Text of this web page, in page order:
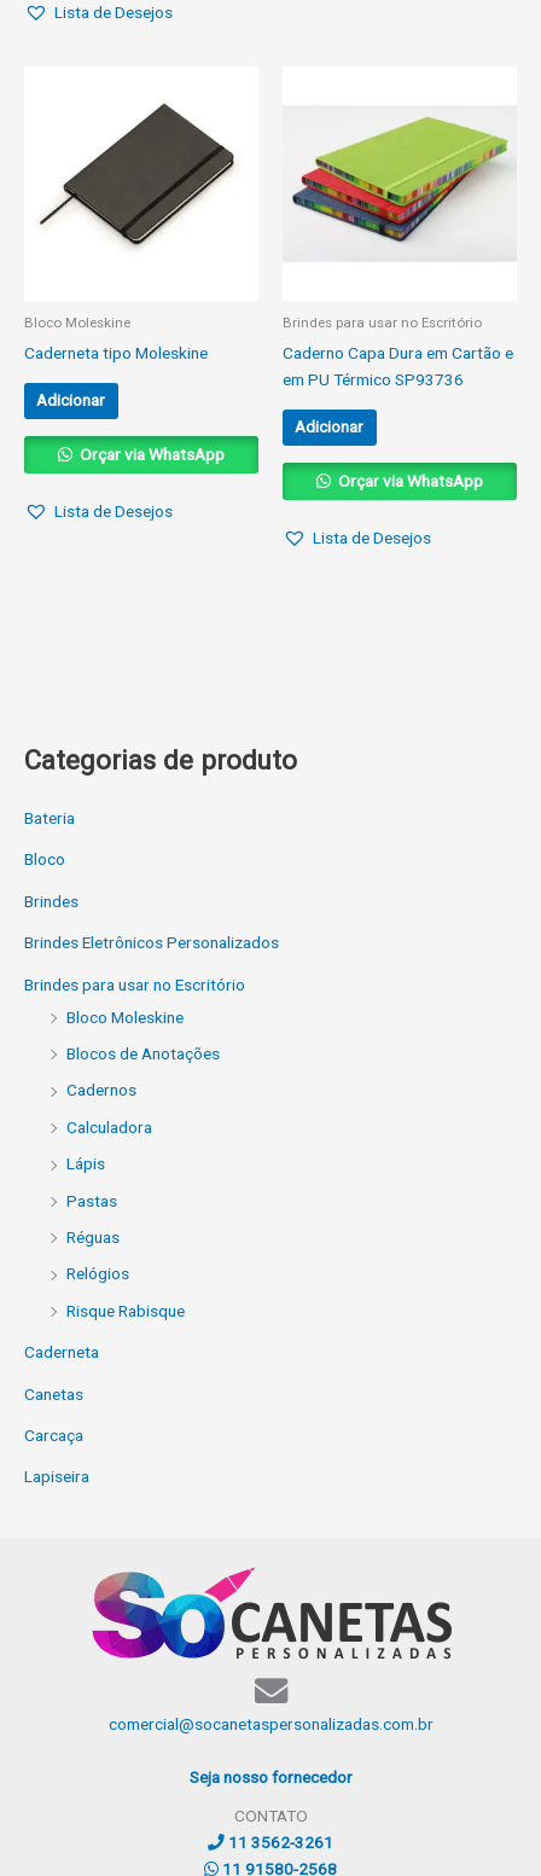
Categorias de produto
Bateria
Bloco
Brindes
Brindes Eletrônicos Personalizados
Brindes para usar no Escritório
Bloco Moleskine
Blocos de Anotações
Cadernos
Calculadora
Lápis
Pastas
Réguas
Relógios
Risque Rabisque
Caderneta
Canetas
Carcaça
Lapiseira
Lista de Desejos
Bloco Moleskine
Caderneta tipo Moleskine
Adicionar
Orçar via WhatsApp
Lista de Desejos
Brindes para usar no Escritório
Caderno Capa Dura em Cartão e
em PU Térmico SP93736
Adicionar
Orçar via WhatsApp
Lista de Desejos
comercial@socanetaspersonalizadas.com.br
Seja nosso fornecedor
CONTATO
11 3562-3261
11 91580-2568